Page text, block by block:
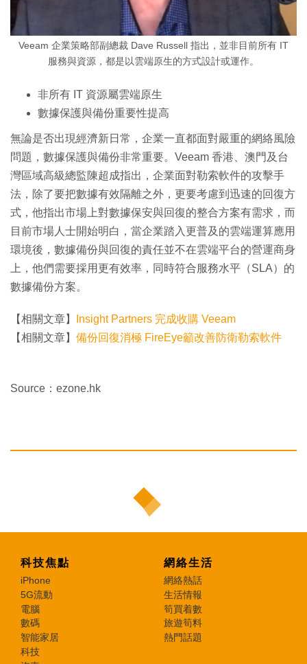
Veeam 企業策略部副總裁 Dave Russell 指出，並非目前所有 IT
服務與資源，都是以雲端原生的方式設計或運作。
非所有 IT 資源屬雲端原生
數據保護與備份重要性提高
無論是否出現經濟新日常，企業一直都面對嚴重的網絡風險
問題，數據保護與備份非常重要。Veeam 香港、澳門及台
灣區域高級總監陳超成指出，企業面對勒索軟件的攻擊手
法，除了要把數據有效隔離之外，更要考慮到迅速的回復方
式，他指出市場上對數據保安與回復的整合方案有需求，而
目前市場人士開始明白，當企業踏入更普及的雲端運算應用
環境後，數據備份與回復的責任並不在雲端平台的營運商身
上，他們需要採用更有效率，同時符合服務水平（SLA）的
數據備份方案。
【相關文章】
Insight Partners 完成收購 Veeam
【相關文章】 備份回復消極 FireEye籲改善防衛勒索軟件
Source：ezone.hk
科技焦點
iPhone
5G流動
電腦
數碼
智能家居
科技
網絡生活
網絡熱話
生活情報
筍買着數
旅遊筍料
熱門話題